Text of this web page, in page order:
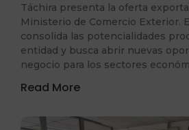
Táchira presenta la oferta
Ministerio de Comercio Exterior.
consolida las potencialidades
entidad y busca abrir nuevas
negocio para los sectores
Read More